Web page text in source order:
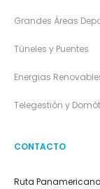
Grandes Áreas
Túneles y Puentes
Energias
Telegestión y
CONTACTO
Ruta